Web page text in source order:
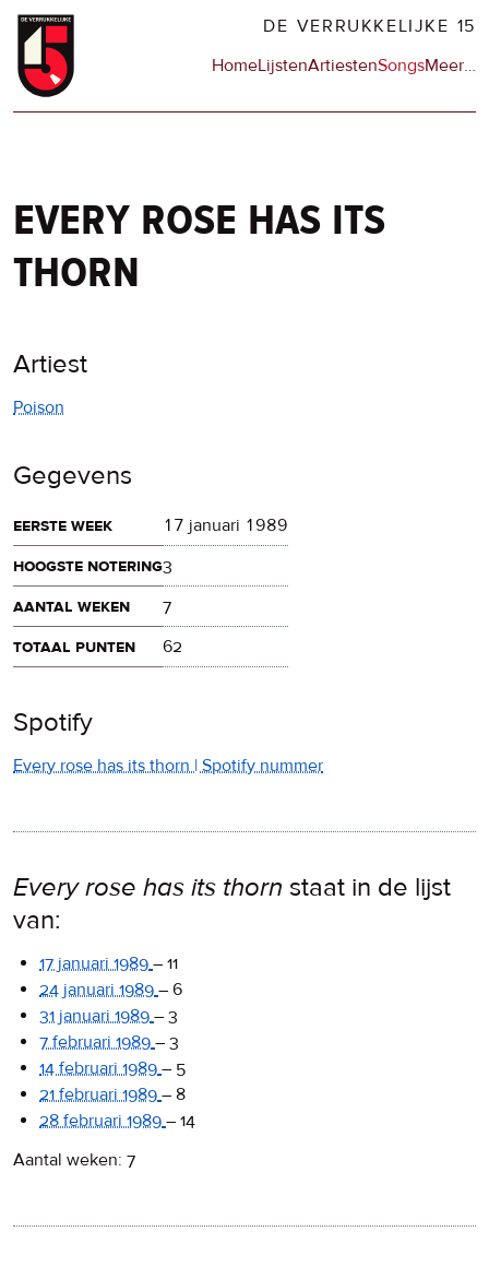
Overslaan
naar
DE VERRUKKELIJKE 15
Hoofdnavigatie
HomeLijstenArtiestenSongsMeerop
…
every rose has its
thorn
Artiest
Poison
Gegevens
eerste week
17 januari 1989
hoogste notering3
aantal weken
7
totaal punten
62
Spotify
Every rose has its thorn | Spotify nummer
Every rose has its thorn staat in de lijst
van:
17 januari 1989 – 11
24 januari 1989 – 6
31 januari 1989 – 3
7 februari 1989 – 3
14 februari 1989 – 5
21 februari 1989 – 8
28 februari 1989 – 14
Aantal weken: 7